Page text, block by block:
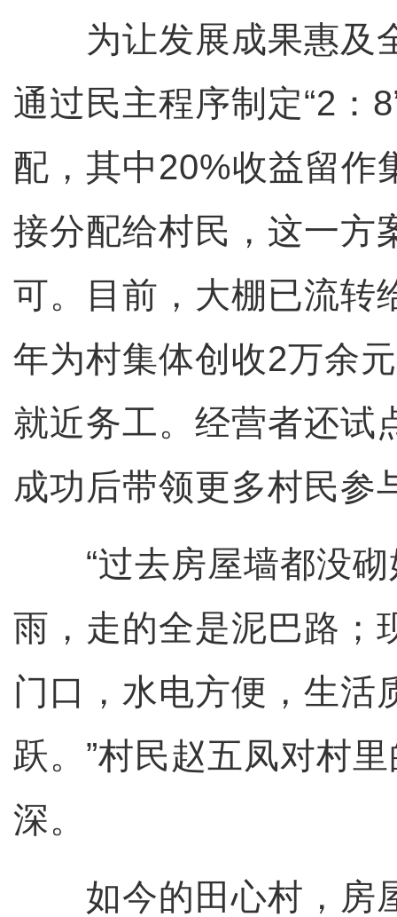
为让发展成果惠及
通过民主程序制定“2：
配，其中20%收益留作
接分配给村民，这一方
可。目前，大棚已流转
年为村集体创收2万余
就近务工。经营者还试
成功后带领更多村民参
“过去房屋墙都没砌
雨，走的全是泥巴路；
门口，水电方便，生活
跃。”村民赵五凤对村
深。
如今的田心村，房